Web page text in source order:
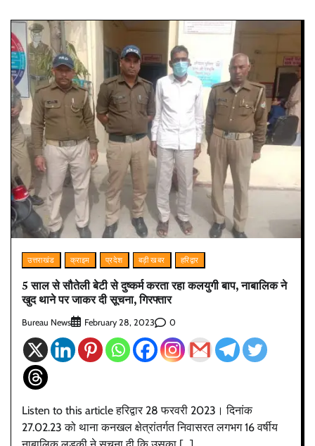
उत्तराखंड क्राइम प्रदेश बड़ी खबर हरिद्वार
5 साल से सौतेली बेटी से दुष्कर्म करता रहा कलयुगी बाप, नाबालिक ने
खुद थाने पर जाकर दी सूचना, गिरफ्तार
Bureau News February 28, 2023 0
Listen to this article हरिद्वार 28 फरवरी 2023। दिनांक
27.02.23 को थाना कनखल क्षेत्रांतर्गत निवासरत लगभग 16 वर्षीय